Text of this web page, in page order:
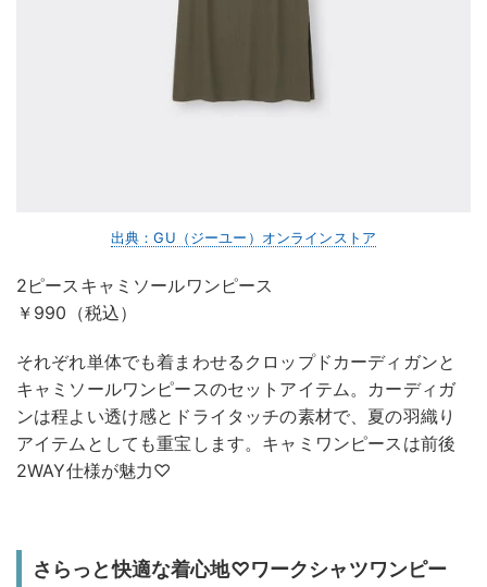
出典：GU（ジーユー）オンラインストア
2ピースキャミソールワンピース
￥990（税込）
それぞれ単体でも着まわせるクロップドカーディガンと
キャミソールワンピースのセットアイテム。カーディガ
ンは程よい透け感とドライタッチの素材で、夏の羽織り
アイテムとしても重宝します。キャミワンピースは前後
2WAY仕様が魅力♡
さらっと快適な着心地♡ワークシャツワンピー